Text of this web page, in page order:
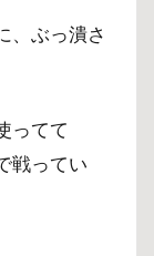
、ぶっ潰さ
ってて
戦ってい